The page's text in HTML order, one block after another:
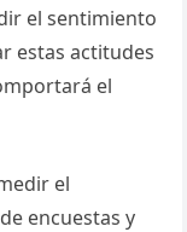
el sentimiento
estas actitudes
el
el
encuestas y